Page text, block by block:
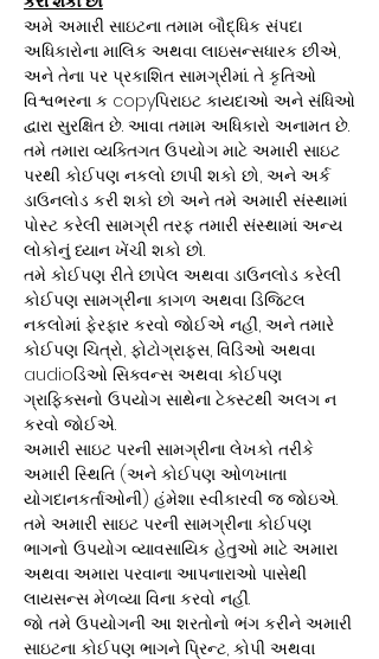
અમે અમારી સાઇટના તમામ બૌદ્ધિક સંપદા
અધિકારોના માલિક અથવા લાઇસન્સધારક છીએ,
અને તેના પર પ્રકાશિત સામગ્રીમાં. તે કૃતિઓ
વિશ્વભરના ક copyપિરાઇટ કાયદાઓ અને સંધિઓ
દ્વારા સુરક્ષિત છે. આવા તમામ અધિકારો અનામત છે.
તમે તમારા વ્યક્તિગત ઉપયોગ માટે અમારી સાઇટ
પરથી કોઈપણ નકલો છાપી શકો છો, અને અર્ક
ડાઉનલોડ કરી શકો છો અને તમે અમારી સંસ્થામાં
પોસ્ટ કરેલી સામગ્રી તરફ તમારી સંસ્થામાં અન્ય
લોકોનું ધ્યાન ખેંચી શકો છો.
તમે કોઈપણ રીતે છાપેલ અથવા ડાઉનલોડ કરેલી
કોઈપણ સામગ્રીના કાગળ અથવા ડિજિટલ
નકલોમાં ફેરફાર કરવો જોઈએ નહીં, અને તમારે
કોઈપણ ચિત્રો, ફોટોગ્રાફ્સ, વિડિઓ અથવા
audioડિઓ સિક્વન્સ અથવા કોઈપણ
ગ્રાફિક્સનો ઉપયોગ સાથેના ટેક્સ્ટથી અલગ ન
કરવો જોઈએ.
અમારી સાઇટ પરની સામગ્રીના લેખકો તરીકે
અમારી સ્થિતિ (અને કોઈપણ ઓળખાતા
યોગદાનકર્તાઓની) હંમેશા સ્વીકારવી જ જોઇએ.
તમે અમારી સાઇટ પરની સામગ્રીના કોઈપણ
ભાગનો ઉપયોગ વ્યાવસાયિક હેતુઓ માટે અમારા
અથવા અમારા પરવાના આપનારાઓ પાસેથી
લાયસન્સ મેળવ્યા વિના કરવો નહીં.
જો તમે ઉપયોગની આ શરતોનો ભંગ કરીને અમારી
સાઇટના કોઈપણ ભાગને પ્રિન્ટ, કોપી અથવા